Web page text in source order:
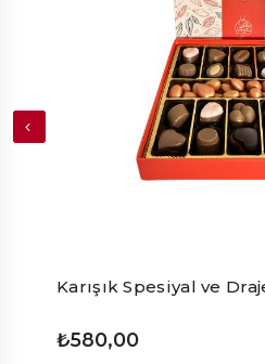
Karışık Spesiyal ve
₺580,00